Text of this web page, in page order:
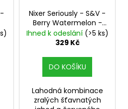
Nixer Seriously - S&V -
Berry Watermelon -
10ml Jahoda, Vodní
meloun
Ihned k odeslání (>5 ks)
329 Kč
DO KOŠÍKU
Lahodná kombinace
zralých šťavnatých